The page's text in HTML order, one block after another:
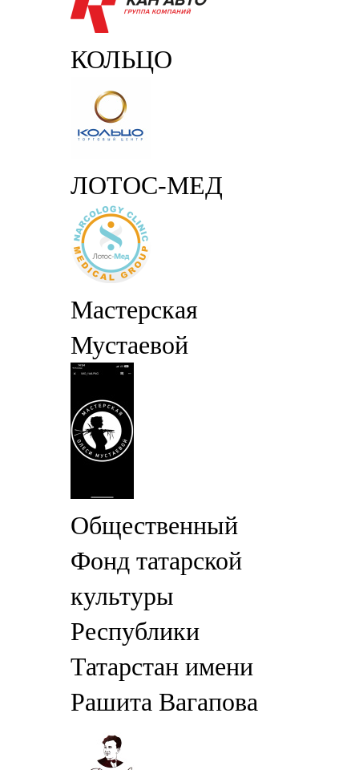
КОЛЬЦО
ЛОТОС-МЕД
Мастерская
Мустаевой
Общественный
Фонд татарской
культуры
Республики
Татарстан имени
Рашита Вагапова